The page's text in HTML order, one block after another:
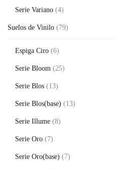
Serie Variano (4)
Suelos de Vinilo (79)
Espiga Ciro (6)
Serie Bloom (25)
Serie Blos (13)
Serie Blos(base) (13)
Serie Illume (8)
Serie Oro (7)
Serie Oro(base) (7)